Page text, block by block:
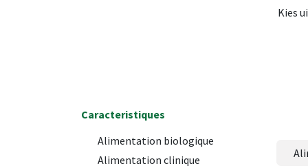
Kies
Caracteristiques
Alimentation biologique
Alimentation clinique